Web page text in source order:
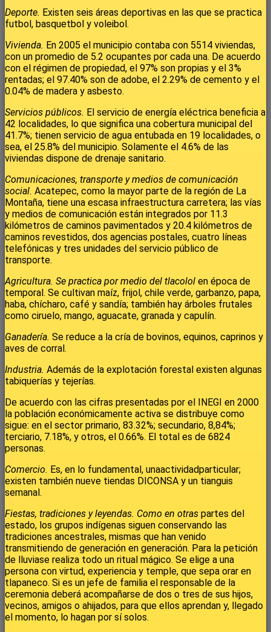
Deporte. Existen seis áreas deportivas en las que se practica
futbol, basquetbol y voleibol.
Vivienda. En 2005 el municipio contaba con 5514 viviendas,
con un promedio de 5.2 ocupantes por cada una. De acuerdo
con el régimen de propiedad, el 97% son propias y el 3%
rentadas; el 97.40% son de adobe, el 2.29% de cemento y el
0.04% de madera y asbesto.
Servicios públicos. El servicio de energía eléctrica beneficia a
42 localidades, lo que significa una cobertura municipal del
41.7%; tienen servicio de agua entubada en 19 localidades, o
sea, el 25.8% del municipio. Solamente el 4.6% de las
viviendas dispone de drenaje sanitario.
Comunicaciones, transporte y medios de comunicación
social. Acatepec, como la mayor parte de la región de La
Montaña, tiene una escasa infraestructura carretera; las vías
y medios de comunicación están integrados por 11.3
kilómetros de caminos pavimentados y 20.4 kilómetros de
caminos revestidos, dos agencias postales, cuatro líneas
telefónicas y tres unidades del servicio público de
transporte.
Agricultura. Se practica por medio del tlacolol en época de
temporal. Se cultivan maíz, frijol, chile verde, garbanzo, papa,
haba, chícharo, café y sandía; también hay árboles frutales
como ciruelo, mango, aguacate, granada y capulín.
Ganadería. Se reduce a la cría de bovinos, equinos, caprinos y
aves de corral.
Industria. Además de la explotación forestal existen algunas
tabiquerías y tejerías.
De acuerdo con las cifras presentadas por el INEGI en 2000
la población económicamente activa se distribuye como
sigue: en el sector primario, 83.32%; secundario, 8,84%;
terciario, 7.18%, y otros, el 0.66%. El total es de 6824
personas.
Comercio. Es, en lo fundamental, unaactividadparticular;
existen también nueve tiendas DICONSA y un tianguis
semanal.
Fiestas, tradiciones y leyendas. Como en otras partes del
estado, los grupos indígenas siguen conservando las
tradiciones ancestrales, mismas que han venido
transmitiendo de generación en generación. Para la petición
de lluviase realiza todo un ritual mágico. Se elige a una
persona con virtud, experiencia y temple, que sepa orar en
tlapaneco. Si es un jefe de familia el responsable de la
ceremonia deberá acompañarse de dos o tres de sus hijos,
vecinos, amigos o ahijados, para que ellos aprendan y, llegado
el momento, lo hagan por sí solos.